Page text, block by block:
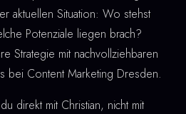
aktuellen Situation: Wo stehst
Potenziale liegen brach?
Strategie mit nachvollziehbaren
bei Content Marketing Dresden.
direkt mit Christian, nicht mit